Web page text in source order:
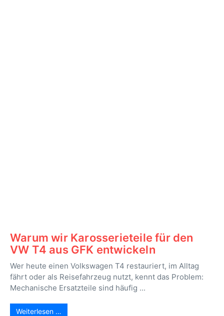
Warum wir Karosserieteile für den
VW T4 aus GFK entwickeln
Wer heute einen Volkswagen T4 restauriert, im Alltag
fährt oder als Reisefahrzeug nutzt, kennt das Problem:
Mechanische Ersatzteile sind häufig ...
Weiterlesen …